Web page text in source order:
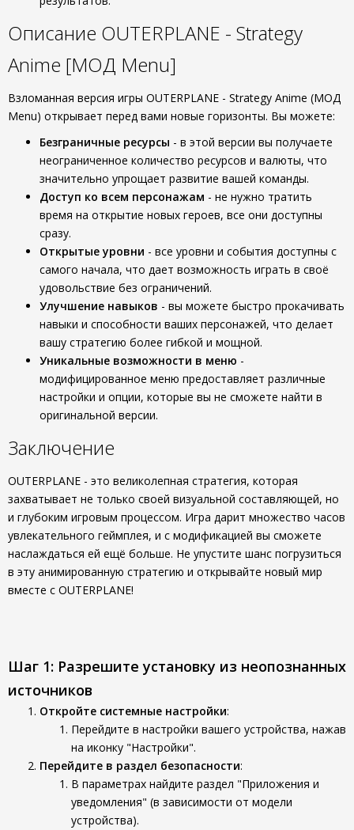
Описание OUTERPLANE - Strategy
Anime [МОД Menu]
Взломанная версия игры OUTERPLANE - Strategy Anime (МОД
Menu) открывает перед вами новые горизонты. Вы можете:
Безграничные ресурсы - в этой версии вы получаете
неограниченное количество ресурсов и валюты, что
значительно упрощает развитие вашей команды.
Доступ ко всем персонажам - не нужно тратить
время на открытие новых героев, все они доступны
сразу.
Открытые уровни - все уровни и события доступны с
самого начала, что дает возможность играть в своё
удовольствие без ограничений.
Улучшение навыков - вы можете быстро прокачивать
навыки и способности ваших персонажей, что делает
вашу стратегию более гибкой и мощной.
Уникальные возможности в меню -
модифицированное меню предоставляет различные
настройки и опции, которые вы не сможете найти в
оригинальной версии.
Заключение
OUTERPLANE - это великолепная стратегия, которая
захватывает не только своей визуальной составляющей, но
и глубоким игровым процессом. Игра дарит множество часов
увлекательного геймплея, и с модификацией вы сможете
наслаждаться ей ещё больше. Не упустите шанс погрузиться
в эту анимированную стратегию и открывайте новый мир
вместе с OUTERPLANE!
Шаг 1: Разрешите установку из неопознанных
источников
Откройте системные настройки:
Перейдите в настройки вашего устройства, нажав
на иконку "Настройки".
Перейдите в раздел безопасности:
В параметрах найдите раздел "Приложения и
уведомления" (в зависимости от модели
устройства).